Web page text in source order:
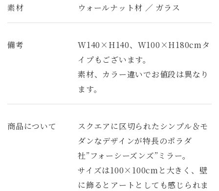
素材 ウォールナット材 ／ ガラス
備考
W140×H140、W100×H180cmタ
イプもございます。
素材、カラー違いでお値段は異なり
ます。
商品について
スクエアに区切られたシンプル＆モ
ダンなデザインが特長のポラダ
社”フォーシーズンズ”ミラー。
サイズは100×100cmと大きく、壁
に飾るとアートとしても感じられま